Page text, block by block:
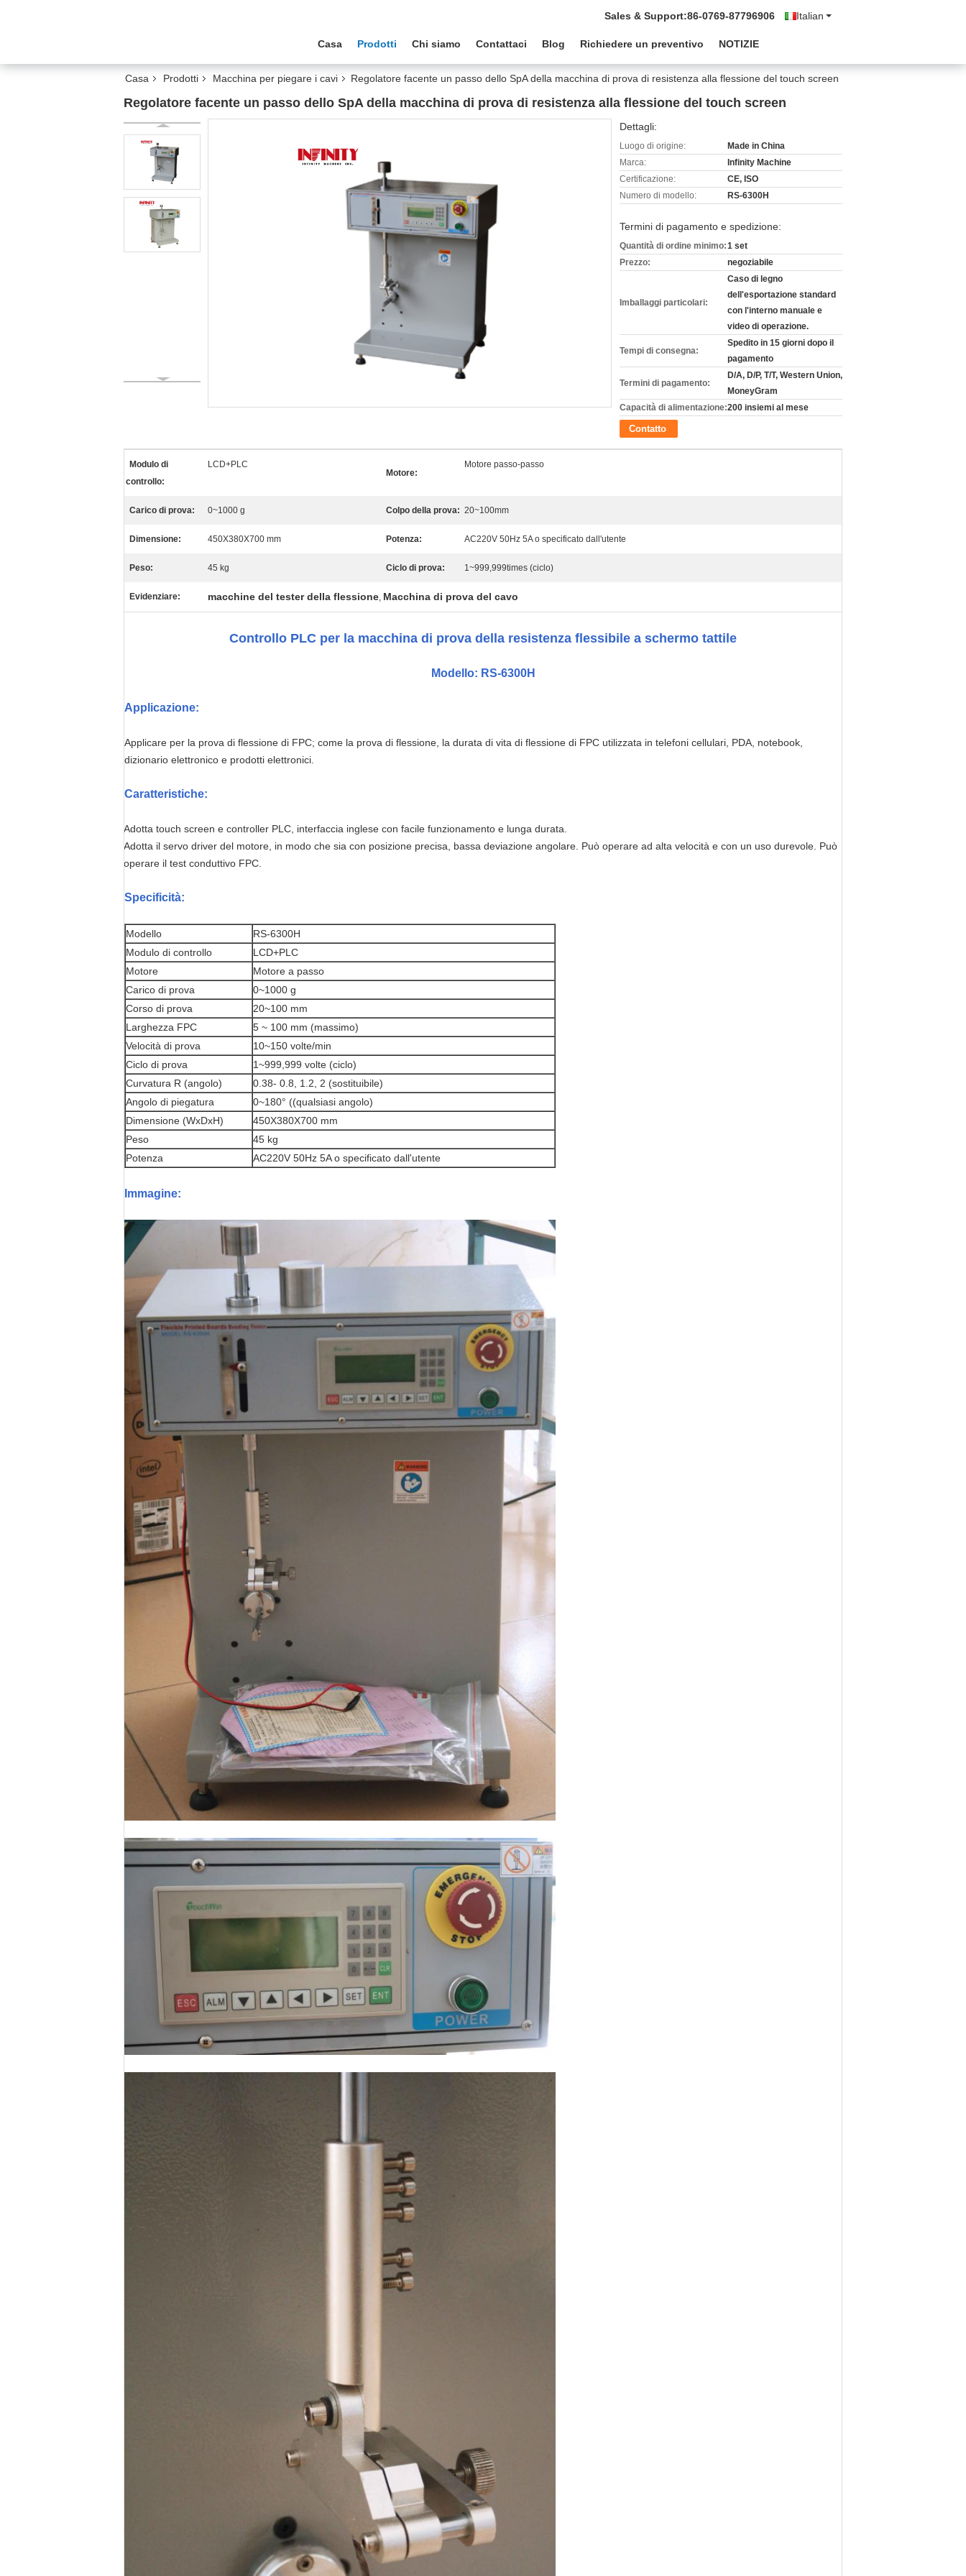
Italian
Sales & Support:86-0769-87796906
Casa Prodotti Chi siamo Contattaci Blog Richiedere un preventivo NOTIZIE
Casa Prodotti Macchina per piegare i cavi Regolatore facente un passo dello SpA della macchina di prova di resistenza alla flessione del touch screen
Regolatore facente un passo dello SpA della macchina di prova di resistenza alla flessione del touch screen
Dettagli:
Luogo di origine:
Made in China
Marca:
Infinity Machine
Certificazione:
CE, ISO
Numero di modello:
RS-6300H
Termini di pagamento e spedizione:
Quantità di ordine minimo:1 set
Prezzo:
negoziabile
Imballaggi particolari:
Caso di legno
dell'esportazione standard
con l'interno manuale e
video di operazione.
Tempi di consegna:
Spedito in 15 giorni dopo il
pagamento
Termini di pagamento:
D/A, D/P, T/T, Western Union,
MoneyGram
Capacità di alimentazione:200 insiemi al mese
Contatto
Modulo di
controllo:
LCD+PLC
Motore:
Motore passo-passo
Carico di prova: 0~1000 g Colpo della prova: 20~100mm
Dimensione: 450X380X700 mm Potenza: AC220V 50Hz 5A o specificato dall'utente
Peso: 45 kg Ciclo di prova: 1~999,999times (ciclo)
Evidenziare: macchine del tester della flessione, Macchina di prova del cavo
Controllo PLC per la macchina di prova della resistenza flessibile a schermo tattile
Modello: RS-6300H
Applicazione:
Applicare per la prova di flessione di FPC; come la prova di flessione, la durata di vita di flessione di FPC utilizzata in telefoni cellulari, PDA, notebook,
dizionario elettronico e prodotti elettronici.
Caratteristiche:
Adotta touch screen e controller PLC, interfaccia inglese con facile funzionamento e lunga durata.
Adotta il servo driver del motore, in modo che sia con posizione precisa, bassa deviazione angolare. Può operare ad alta velocità e con un uso durevole. Può
operare il test conduttivo FPC.
Specificità:
Modello
RS-6300H
Modulo di controllo
LCD+PLC
Motore
Motore a passo
Carico di prova
0~1000 g
Corso di prova
20~100 mm
Larghezza FPC
5 ~ 100 mm (massimo)
Velocità di prova
10~150 volte/min
Ciclo di prova
1~999,999 volte (ciclo)
Curvatura R (angolo)
0.38- 0.8, 1.2, 2 (sostituibile)
Angolo di piegatura
0~180° ((qualsiasi angolo)
Dimensione (WxDxH)
450X380X700 mm
Peso
45 kg
Potenza
AC220V 50Hz 5A o specificato dall'utente
Immagine: